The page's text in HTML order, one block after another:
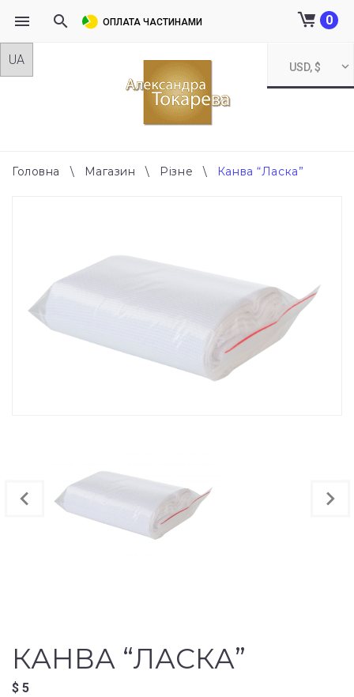
Skip
USD, $
0
ОПЛАТА ЧАСТИНАМИ
Головна \ Магазин \ Різне \ Канва “Ласка”
КАНВА “ЛАСКА”
$ 5